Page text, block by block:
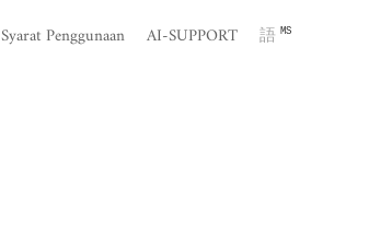
Syarat Penggunaan AI-SUPPORT 語 MS